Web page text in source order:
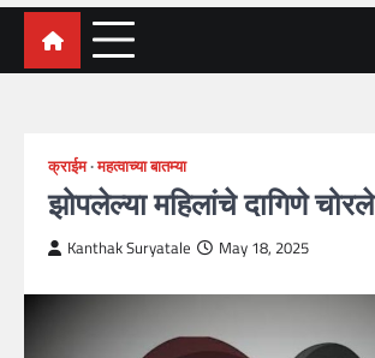
VastavNEWSLive.com
a leading NEWS portal of Maharahstra
क्राईम महत्वाच्या बातम्या
झोपलेल्या महिलांचे दागिणे चोरले
Kanthak Suryatale May 18, 2025